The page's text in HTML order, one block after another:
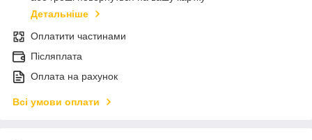
Детальніше
Оплатити частинами
Післяплата
Оплата на рахунок
Всі умови оплати